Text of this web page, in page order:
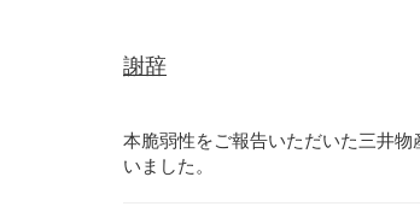
謝辞
本脆弱性をご報告いただいた三井
いました。